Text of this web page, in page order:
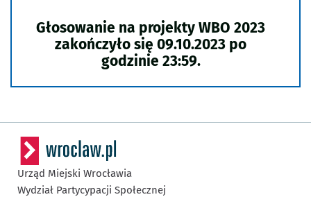
Głosowanie na projekty WBO 2023
zakończyło się 09.10.2023 po
godzinie 23:59.
Urząd Miejski Wrocławia
Wydział Partycypacji Społecznej